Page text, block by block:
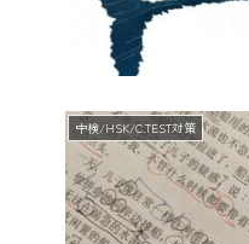
中検/HSK/C.TEST対策